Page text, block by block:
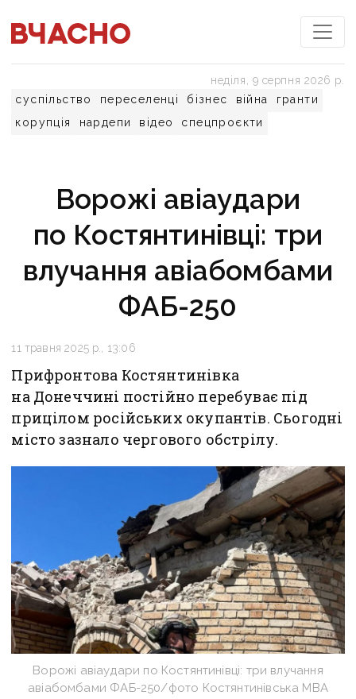
суспільство переселенці бізнес війна
гранти
корупція
нардепи відео спецпроєкти
неділя, 9 серпня 2026 р.
Ворожі авіаудари
по Костянтинівці: три
влучання авіабомбами
ФАБ-250
11 травня 2025 р., 13:06
Прифронтова Костянтинівка
на Донеччині постійно перебуває під
прицілом російських окупантів. Сьогодні
місто зазнало чергового обстрілу.
Ворожі авіаудари по Костянтинівці: три влучання
авіабомбами ФАБ-250/фото Костянтинівська МВА